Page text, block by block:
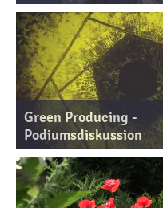
Green Producing -
Podiumsdiskussion